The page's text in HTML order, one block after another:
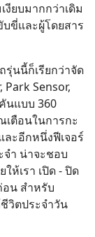
งียบมากกว่าเดิม
ขี่และผู้โดยสาร
รุ่นนี้ก็เรียกว่าจัด
Sensor,
นแบบ 360
ตือนในการกะ
ละอีกหนึ่งฟีเจอร์
จำ น่าจะชอบ
ห้เรา เปิด - ปิด
อน สำหรับ
วิตประจำวัน